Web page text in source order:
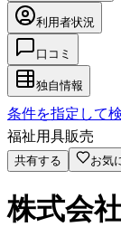
利用者状況
口コミ
独自情報
条件を指定して
福祉用具販売
共有する お気
株式会